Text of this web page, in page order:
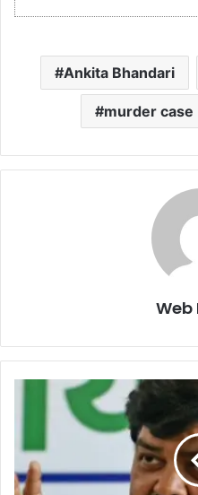
Ankita Bhandari
murder case
Web